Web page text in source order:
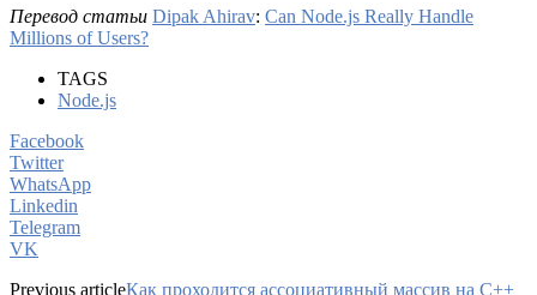
Перевод статьи Dipak Ahirav: Can Node.js Really Handle
Millions of Users?
TAGS
Node.js
Facebook
Twitter
WhatsApp
Linkedin
Telegram
VK
Previous articleКак проходится ассоциативный массив на C++